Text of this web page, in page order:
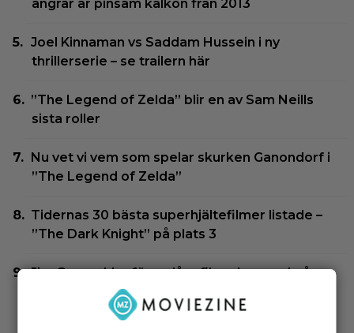
ångrar är pinsam kalkon från 2013
Joel Kinnaman vs Saddam Hussein i ny
thrillerserie – se trailern här
”The Legend of Zelda” blir en av Sam Neills
sista roller
Nu vet vi vem som spelar skurken Ganondorf i
”The Legend of Zelda”
Tidernas 30 bästa superhjältefilmer listade –
”The Dark Knight” på plats 3
Jim Carrey klar för ny långfilm – baserad på
älskad animerad serie